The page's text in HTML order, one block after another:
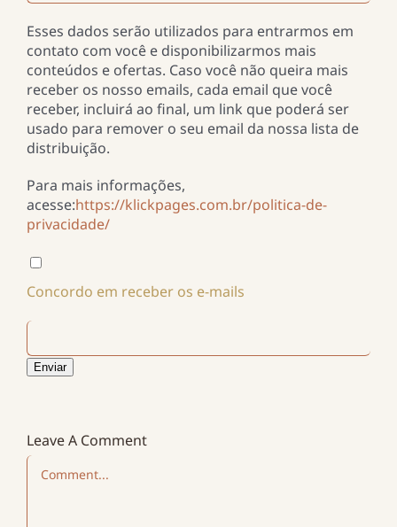
Esses dados serão utilizados para entrarmos em
contato com você e disponibilizarmos mais
conteúdos e ofertas. Caso você não queira mais
receber os nosso emails, cada email que você
receber, incluirá ao final, um link que poderá ser
usado para remover o seu email da nossa lista de
distribuição.
Para mais informações,
acesse:https://klickpages.com.br/politica-de-
privacidade/
Concordo em receber os e-mails
Enviar
Leave A Comment
Comment